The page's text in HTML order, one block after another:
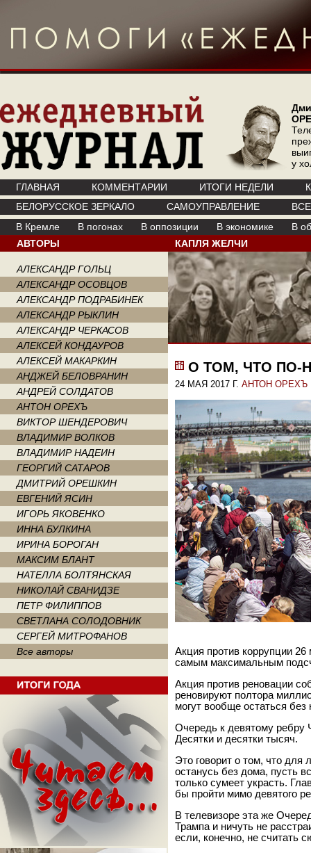
у
ГЛАВНАЯ КОММЕНТАРИИ ИТОГИ НЕДЕЛИ
БЕЛОРУССКОЕ ЗЕРКАЛО
САМОУПРАВЛЕНИЕ
В Кремле
В погонах В оппозиции В экономике
В
АВТОРЫ
АЛЕКСАНДР ГОЛЬЦ
АЛЕКСАНДР ОСОВЦОВ
АЛЕКСАНДР ПОДРАБИНЕК
АЛЕКСАНДР РЫКЛИН
АЛЕКСАНДР ЧЕРКАСОВ
АЛЕКСЕЙ КОНДАУРОВ
АЛЕКСЕЙ МАКАРКИН
АНДЖЕЙ БЕЛОВРАНИН
АНДРЕЙ СОЛДАТОВ
АНТОН ОРЕХЪ
ВИКТОР ШЕНДЕРОВИЧ
ВЛАДИМИР ВОЛКОВ
ВЛАДИМИР НАДЕИН
ГЕОРГИЙ САТАРОВ
ДМИТРИЙ ОРЕШКИН
ЕВГЕНИЙ ЯСИН
ИГОРЬ ЯКОВЕНКО
ИННА БУЛКИНА
ИРИНА БОРОГАН
МАКСИМ БЛАНТ
НАТЕЛЛА БОЛТЯНСКАЯ
НИКОЛАЙ СВАНИДЗЕ
ПЕТР ФИЛИППОВ
СВЕТЛАНА СОЛОДОВНИК
СЕРГЕЙ МИТРОФАНОВ
Все авторы
КАПЛЯ ЖЕЛЧИ
О ТОМ, ЧТО ПО-
24 МАЯ 2017 Г. АНТОН ОРЕХЪ
Акция против коррупции
самым максимальным
Акция против реновации
реновируют полтора
могут вообще остаться без
Очередь к девятому ребру
Десятки и десятки тысяч.
Это говорит о том, что
останусь без дома, пусть
только сумеет украсть.
бы пройти мимо девятого
В телевизоре эта же
Трампа и ничуть не
если, конечно, не считать